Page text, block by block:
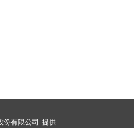
份有限公司 提供